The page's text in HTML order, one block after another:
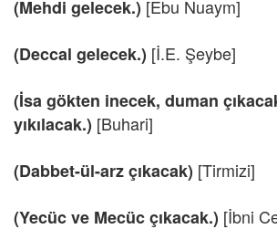
(Mehdi gelecek.) [Ebu Nuaym]
(Deccal gelecek.) [İ.E. Şeybe]
(İsa gökten inecek, duman
yıkılacak.) [Buhari]
(Dabbet-ül-arz çıkacak) [Tirmizi]
(Yecüc ve Mecüc çıkacak.) [İbni